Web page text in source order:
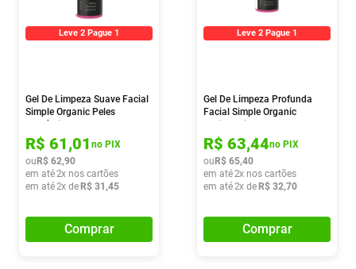
Leve 2 Pague 1
Gel De Limpeza Suave Facial
Simple Organic Peles
R$ 61,01 no PIX
ou R$ 62,90
em até2x nos cartões
em até2x de R$ 31 ,45
Comprar
Leve 2 Pague 1
Gel De Limpeza Profunda
Facial Simple Organic
R$ 63,44no PIX
ou R$ 65,40
em até2x nos cartões
em até2x de R$ 32,70
Comprar